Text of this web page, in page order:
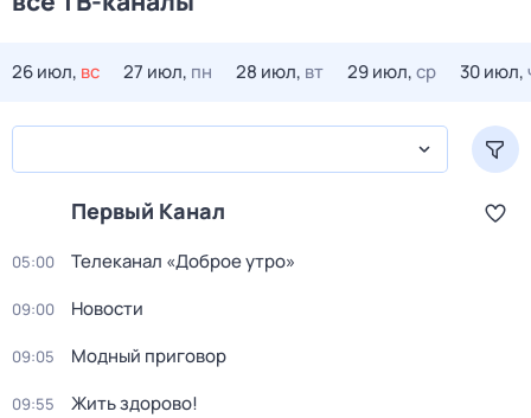
26 июл, вс 27 июл, пн 28 июл, вт 29 июл,ср 30 июл,
Первый Канал
05:00 Телеканал «Доброе утро»
09:00 Новости
09:05 Модный приговор
09:55 Жить здорово!